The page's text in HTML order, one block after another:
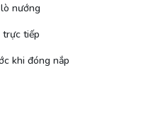
nướng
trực tiếp
khi đóng nắp